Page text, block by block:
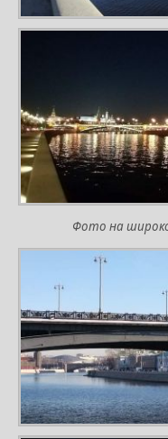
Фото на